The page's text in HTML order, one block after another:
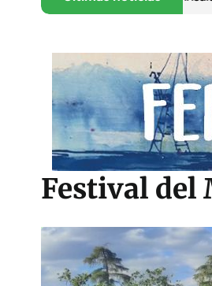
Festival del